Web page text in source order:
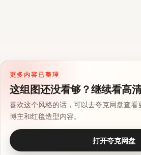
更多内容已整理
这组图还没看够？继续看高
喜欢这个风格的话，可以去夸克网盘查看
博主和红毯造型内容。
打开夸克网盘